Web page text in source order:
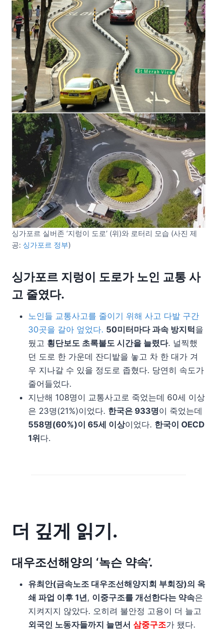
싱가포르 실버존 ‘지렁이 도로’ (위)와 로터리 모습 (사진 제
공: 싱가포르 정부)
싱가포르 지렁이 도로가 노인 교통 사
고 줄였다.
노인들 교통사고를 줄이기 위해 사고 다발 구간
30곳을 갈아 엎었다. 50미터마다 과속 방지턱을
뒀고 횡단보도 초록불도 시간을 늘렸다. 널찍했
던 도로 한 가운데 잔디밭을 놓고 차 한 대가 겨
우 지나갈 수 있을 정도로 좁혔다. 당연히 속도가
줄어들었다.
지난해 108명이 교통사고로 죽었는데 60세 이상
은 23명(21%)이었다. 한국은 933명이 죽었는데
558명(60%)이 65세 이상이었다. 한국이 OECD
1위다.
더 깊게 읽기.
대우조선해양의 ‘녹슨 약속’.
유최안(금속노조 대우조선해양지회 부회장)의 옥
쇄 파업 이후 1년 , 이중구조를 개선한다는 약속은
지켜지지 않았다. 오히려 불안정 고용이 더 늘고
외국인 노동자들까지 늘면서 삼중구조가 됐다.